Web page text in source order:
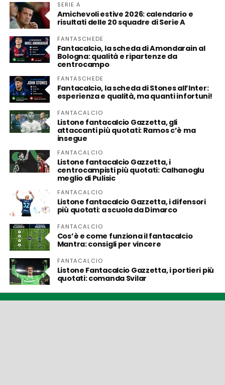
SERIE A
Amichevoli estive 2026: calendario e
risultati delle 20 squadre di Serie A
FANTASCHEDE
Fantacalcio, la scheda di Amondarain al
Bologna: qualità e ripartenze da
centrocampo
FANTASCHEDE
Fantacalcio, la scheda di Stones all’Inter:
esperienza e qualità, ma quanti infortuni!
FANTACALCIO
Listone fantacalcio Gazzetta, gli
attaccanti più quotati: Ramos c’è ma
insegue
FANTACALCIO
Listone fantacalcio Gazzetta, i
centrocampisti più quotati: Calhanoglu
meglio di Pulisic
FANTACALCIO
Listone fantacalcio Gazzetta, i difensori
più quotati: a scuola da Dimarco
FANTACALCIO
Cos’è e come funziona il fantacalcio
Mantra: consigli per vincere
FANTACALCIO
Listone Fantacalcio Gazzetta, i portieri più
quotati: comanda Svilar